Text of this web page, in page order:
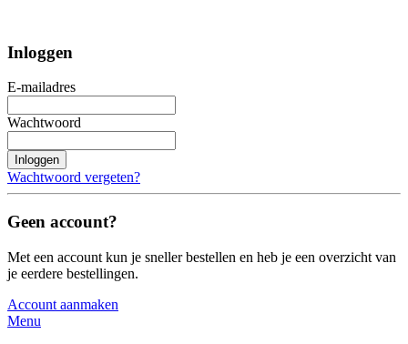
Inloggen
E-mailadres
Wachtwoord
Inloggen
Wachtwoord vergeten?
Geen account?
Met een account kun je sneller bestellen en heb je een overzicht van
je eerdere bestellingen.
Account aanmaken
Menu